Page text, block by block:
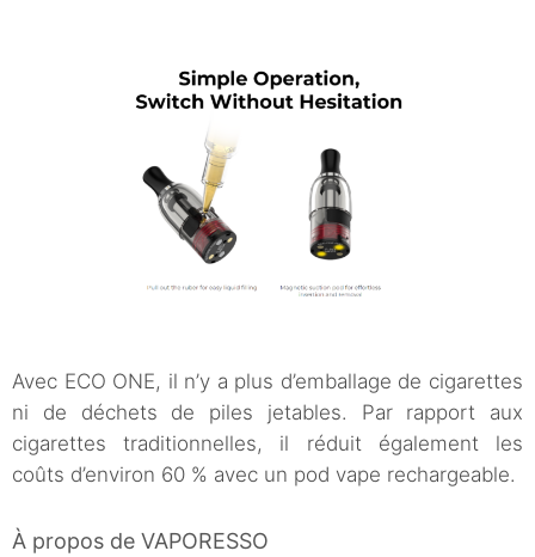
Avec ECO ONE, il n’y a plus d’emballage de cigarettes
ni de déchets de piles jetables. Par rapport aux
cigarettes traditionnelles, il réduit également les
coûts d’environ 60 % avec un pod vape rechargeable.
À propos de VAPORESSO